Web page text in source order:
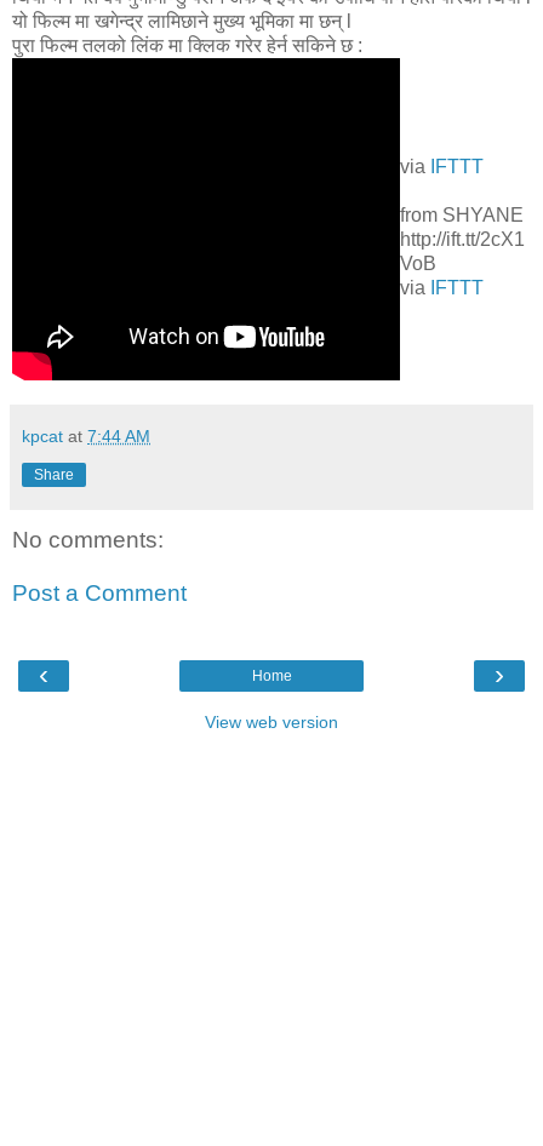
यो फिल्म मा खगेन्द्र लामिछाने मुख्य भूमिका मा छन् l
पुरा फिल्म तलको लिंक मा क्लिक गरेर हेर्न सकिने छ :
via IFTTT
from SHYANE
http://ift.tt/2cX1
VoB
via
IFTTT
kpcat at 7:44 AM
Share
No comments:
Post a Comment
‹ ›
Home
View web version